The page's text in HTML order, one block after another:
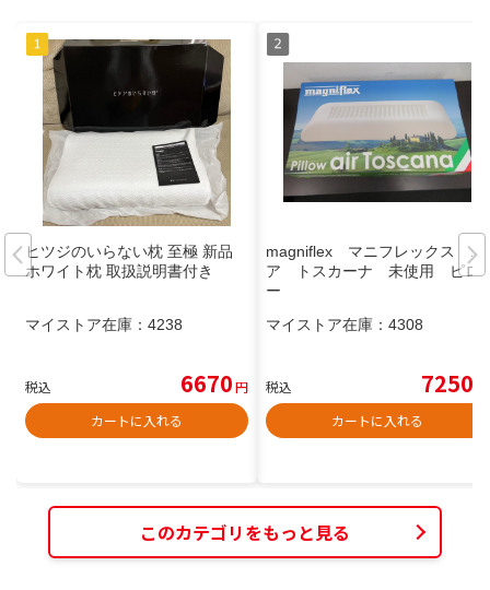
ヒツジのいらない枕 至極 新品
ホワイト枕 取扱説明書付き
マイストア在庫： 4238
税込 6670円
カートに入れる
magniflex マニフレックス エ
ア トスカーナ 未使用 ピロ
ー
マイストア在庫： 4308
税込 7250
カートに入れる
このカテゴリをもっと見る